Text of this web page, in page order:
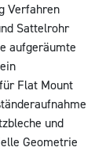
Verfahren
Sattelrohr
aufgeräumte
Flat Mount
und
Geometrie